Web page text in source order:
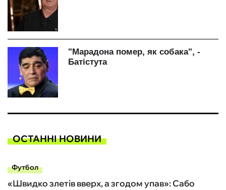
ОСТАННІ НОВИНИ
Футбол
«Швидко злетів вверх, а згодом упав»: Сабо